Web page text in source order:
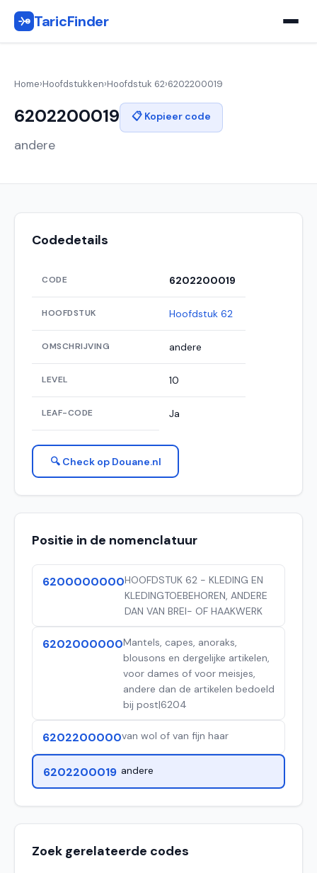
TaricFinder
Home›Hoofdstukken›Hoofdstuk 62›6202200019
6202200019
andere
📋 Kopieer code
Codedetails
CODE 6202200019
HOOFDSTUK Hoofdstuk 62
OMSCHRIJVING andere
LEVEL 10
LEAF-CODE Ja
🔍 Check op Douane.nl
Positie in de nomenclatuur
6200000000HOOFDSTUK 62 - KLEDING EN
KLEDINGTOEBEHOREN, ANDERE
DAN VAN BREI- OF HAAKWERK
6202000000Mantels, capes, anoraks,
blousons en dergelijke artikelen,
voor dames of voor meisjes,
andere dan de artikelen bedoeld
bij post|6204
6202200000van wol of van fijn haar
6202200019 andere
Zoek gerelateerde codes